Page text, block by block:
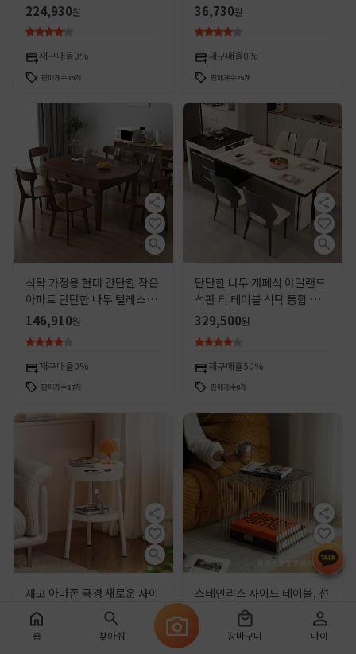
홈 찾아줘 장바구니 마이
지지대 직사각형 가정용 중세
스타일 작은 아파트 크림 스타
일
224,930원
재구매율0%
판매개수39개
숯 탄소 바베큐 상점 테이블 및
의자 상업
36,730원
재구매율0%
판매개수25개
식탁 가정용 현대 간단한 작은
아파트 단단한 나무 텔레스코
픽 접이식 다기능 정사각형 및
원형 이중 사용 식탁 가변 원형
테이블
146,910원
재구매율0%
판매개수17개
단단한 나무 개폐식 아일랜드
석판 티 테이블 식탁 통합 식탁
과 의자 가벼운 럭셔리 조합 간
단한 가정용 현대 작은 아파트
329,500원
재구매율50%
판매개수8개
재고 아마존 국경 새로운 사이
드 테이블 창조적 인 크림 바람
테이블 이동식 거실 침대 옆 테
이블 도매 대신
3,790
스테인리스 사이드 테이블, 선
형 수납장, 침대 옆 탁자, 수납
책장, 플로어형 소파 사이드
캐비닛, 작은 테이블, 작은 커
13,780원